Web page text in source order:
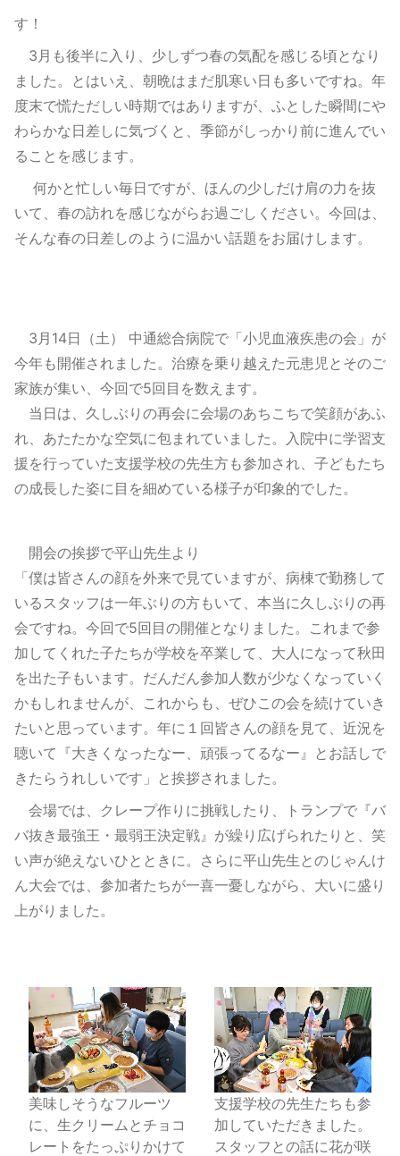
す！
3月も後半に入り、少しずつ春の気配を感じる頃となり
ました。とはいえ、朝晩はまだ肌寒い日も多いですね。年
度末で慌ただしい時期ではありますが、ふとした瞬間にや
わらかな日差しに気づくと、季節がしっかり前に進んでい
ることを感じます。
何かと忙しい毎日ですが、ほんの少しだけ肩の力を抜
いて、春の訪れを感じながらお過ごしください。今回は、
そんな春の日差しのように温かい話題をお届けします。
3月14日（土） 中通総合病院で「小児血液疾患の会」が
今年も開催されました。治療を乗り越えた元患児とそのご
家族が集い、今回で5回目を数えます。
当日は、久しぶりの再会に会場のあちこちで笑顔があふ
れ、あたたかな空気に包まれていました。入院中に学習支
援を行っていた支援学校の先生方も参加され、子どもたち
の成長した姿に目を細めている様子が印象的でした。
開会の挨拶で平山先生より
「僕は皆さんの顔を外来で見ていますが、病棟で勤務して
いるスタッフは一年ぶりの方もいて、本当に久しぶりの再
会ですね。今回で5回目の開催となりました。これまで参
加してくれた子たちが学校を卒業して、大人になって秋田
を出た子もいます。だんだん参加人数が少なくなっていく
かもしれませんが、これからも、ぜひこの会を続けていき
たいと思っています。年に１回皆さんの顔を見て、近況を
聴いて『大きくなったなー、頑張ってるなー』とお話しで
きたらうれしいです」と挨拶されました。
会場では、クレープ作りに挑戦したり、トランプで『バ
バ抜き最強王・最弱王決定戦』が繰り広げられたりと、笑
い声が絶えないひとときに。さらに平山先生とのじゃんけ
ん大会では、参加者たちが一喜一憂しながら、大いに盛り
上がりました。
美味しそうなフルーツ
に、生クリームとチョコ
レートをたっぷりかけて
支援学校の先生たちも参
加していただきました。
スタッフとの話に花が咲